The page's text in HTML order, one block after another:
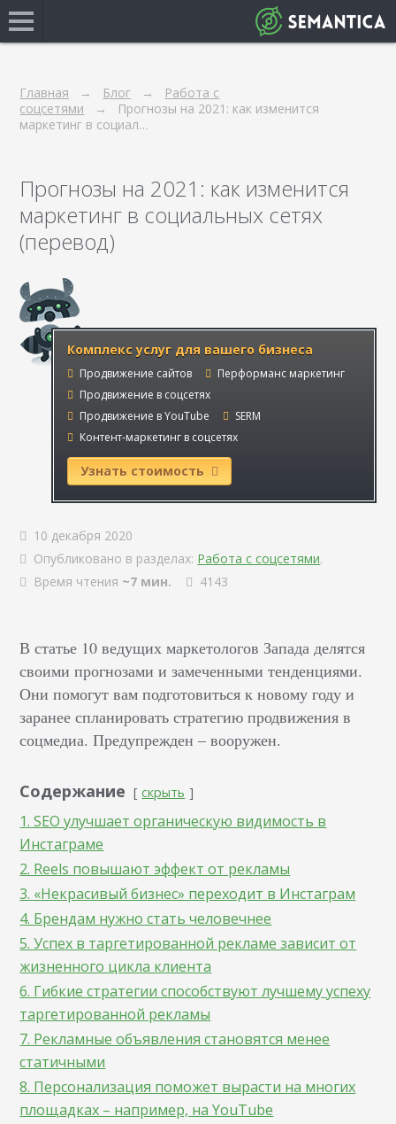
Главная Блог
Работа с
соцсетями
Прогнозы на 2021: как изменится
маркетинг в социал…
Прогнозы на 2021: как изменится
маркетинг в социальных сетях
(перевод)
Комплекс услуг для вашего бизнеса
Продвижение сайтов
Перформанс маркетинг
Продвижение в соцсетях
Продвижение в YouTube
SERM
Контент-маркетинг в соцсетях
Узнать стоимость
10 декабря 2020
Опубликовано в разделах: Работа с соцсетями.
Время чтения ~7 мин. 4143
В статье 10 ведущих маркетологов Запада делятся
своими прогнозами и замеченными тенденциями.
Они помогут вам подготовиться к новому году и
заранее спланировать стратегию продвижения в
соцмедиа. Предупрежден – вооружен.
Содержание скрыть
1. SEO улучшает органическую видимость в
Инстаграме
2. Reels повышают эффект от рекламы
3. «Некрасивый бизнес» переходит в Инстаграм
4. Брендам нужно стать человечнее
5. Успех в таргетированной рекламе зависит от
жизненного цикла клиента
6. Гибкие стратегии способствуют лучшему успеху
таргетированной рекламы
7. Рекламные объявления становятся менее
статичными
8. Персонализация поможет вырасти на многих
площадках – например, на YouTube